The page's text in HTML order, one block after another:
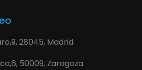
28045, Madrid
50009, Zaragoza